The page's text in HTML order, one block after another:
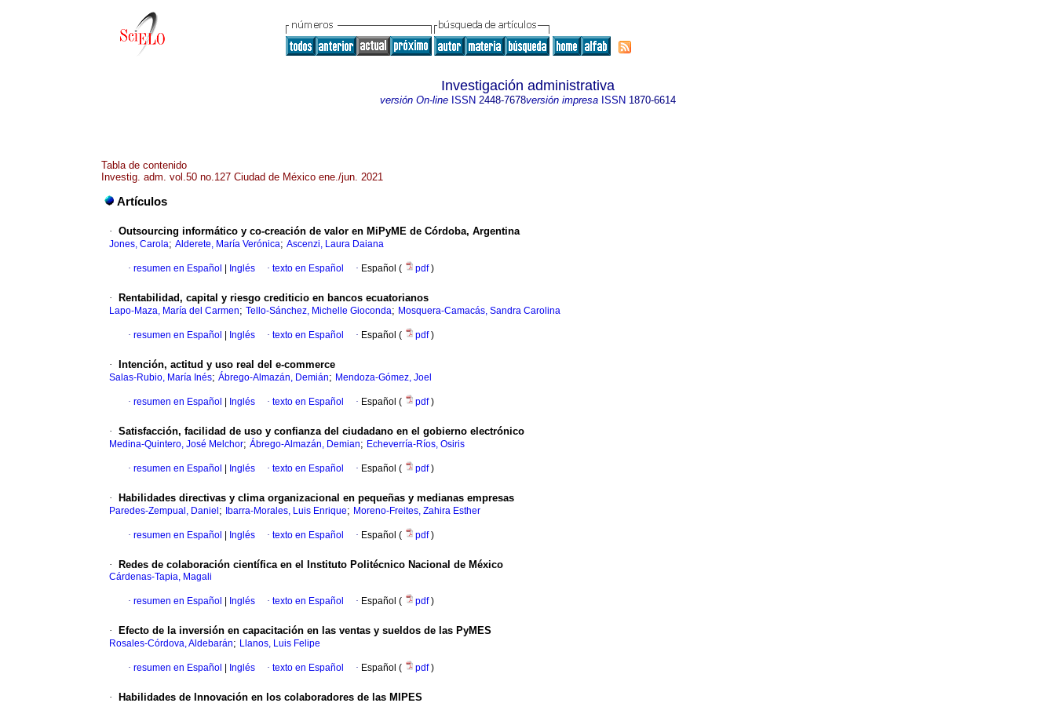
Investigación administrativa
versión On-lineISSN 2448-7678versión impresaISSN 1870-6614
Tabla de contenido
Investig. adm. vol.50 no.127 Ciudad de México ene./jun. 2021
Artículos
· Outsourcing informático y co-creación de valor en MiPyME de Córdoba, Argentina
Jones, Carola; Alderete, María Verónica; Ascenzi, Laura Daiana
· resumen en Español Inglés · texto en Español · Español ( pdf)
· Rentabilidad, capital y riesgo crediticio en bancos ecuatorianos
Lapo-Maza, María del Carmen; Tello-Sánchez, Michelle Gioconda; Mosquera-Camacás, Sandra Carolina
· resumen en Español Inglés · texto en Español · Español ( pdf)
· Intención, actitud y uso real del e-commerce
Salas-Rubio, María Inés; Ábrego-Almazán, Demián; Mendoza-Gómez, Joel
· resumen en Español Inglés · texto en Español · Español ( pdf)
· Satisfacción, facilidad de uso y confianza del ciudadano en el gobierno electrónico
Medina-Quintero, José Melchor; Ábrego-Almazán, Demian; Echeverría-Ríos, Osiris
· resumen en Español Inglés · texto en Español · Español ( pdf)
· Habilidades directivas y clima organizacional en pequeñas y medianas empresas
Paredes-Zempual, Daniel ; Ibarra-Morales, Luis Enrique; Moreno-Freites, Zahira Esther
· resumen en Español Inglés · texto en Español · Español ( pdf)
· Redes de colaboración científica en el Instituto Politécnico Nacional de México
Cárdenas-Tapia, Magali
· resumen en Español Inglés · texto en Español · Español ( pdf)
· Efecto de la inversión en capacitación en las ventas y sueldos de las PyMES
Rosales-Córdova, Aldebarán; Llanos, Luis Felipe
· resumen en Español Inglés · texto en Español · Español ( pdf)
· Habilidades de Innovación en los colaboradores de las MIPES